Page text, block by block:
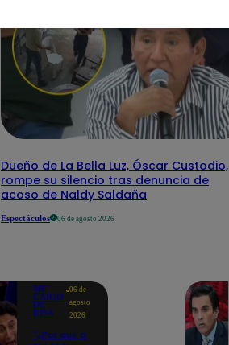
Dueño de La Bella Luz, Óscar Custodio,
rompe su silencio tras denuncia de
acoso de Naldy Saldaña
Espectáculos 06 de agosto 2026
ME
CAIGO
DE
RISA
06 de
agosto
2026
"¿Por qué a